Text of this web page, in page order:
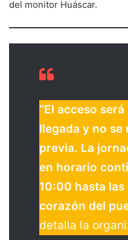
del monitor Huáscar.
“El acceso
llegada y no
previa. La
en horario
10:00 hasta las
corazón del
detalla la